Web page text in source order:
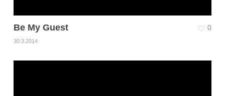
Be My Guest
30.3.2014
0